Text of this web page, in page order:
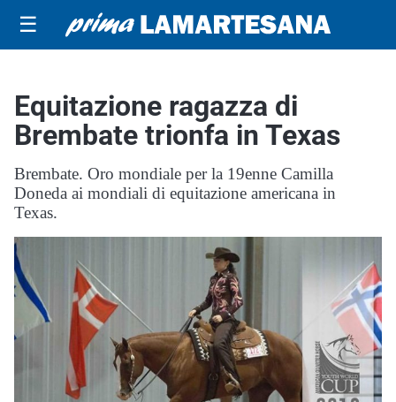
☰
Equitazione ragazza di
Brembate trionfa in Texas
Brembate. Oro mondiale per la 19enne Camilla
Doneda ai mondiali di equitazione americana in
Texas.